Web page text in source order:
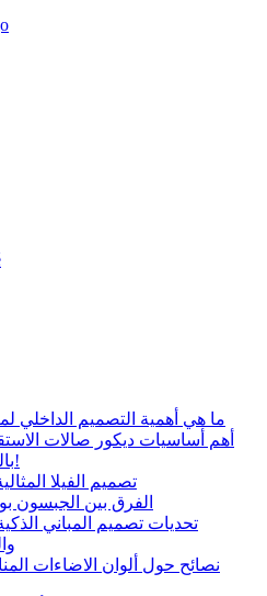
ما هي أهمية التصميم الداخلي
أهم أساسيات ديكور صالات
بالمساحات الصغيرة!
تصميم الفيلا
الفرق بين الجبسون
تحديات تصميم المباني
نصائح حول ألوان الاضاءات